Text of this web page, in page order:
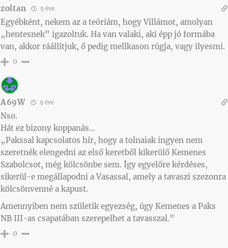
zoltan 9 éve
Egyébként, nekem az a teóriám, hogy Villámot, amolyan
„hentesnek” igazoltuk. Ha van valaki, aki épp jó formába
van, akkor ráállítjuk, ő pedig mellkason rúgja, vagy ilyesmi.
0
A69W 9 éve
Nso.
Hát ez bizony koppanás…
„Pakssal kapcsolatos hír, hogy a tolnaiak ingyen nem
szeretnék elengedni az első keretből kikerülő Kemenes
Szabolcsot, még kölcsönbe sem. Így egyelőre kérdéses,
sikerül-e megállapodni a Vasassal, amely a tavaszi szezonra
kölcsönvenné a kapust.
Amennyiben nem születik egyezség, úgy Kemenes a Paks
NB III-as csapatában szerepelhet a tavasszal.”
0